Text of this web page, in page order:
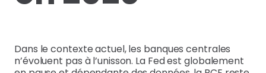
Dans le contexte actuel, les banques centrales
n’évoluent pas à l’unisson. La Fed est globalement